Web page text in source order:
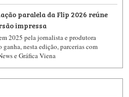
paralela da Flip 2026 reúne
impressa
2025 pela jornalista e produtora
nesta edição, parcerias com
e Gráfica Viena